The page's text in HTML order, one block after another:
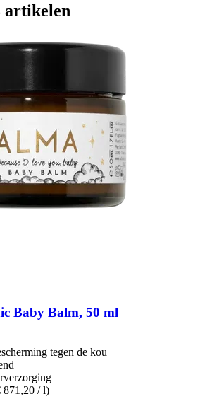
artikelen
Baby Balm, 50 ml
tegen de kou
871,20 / l)